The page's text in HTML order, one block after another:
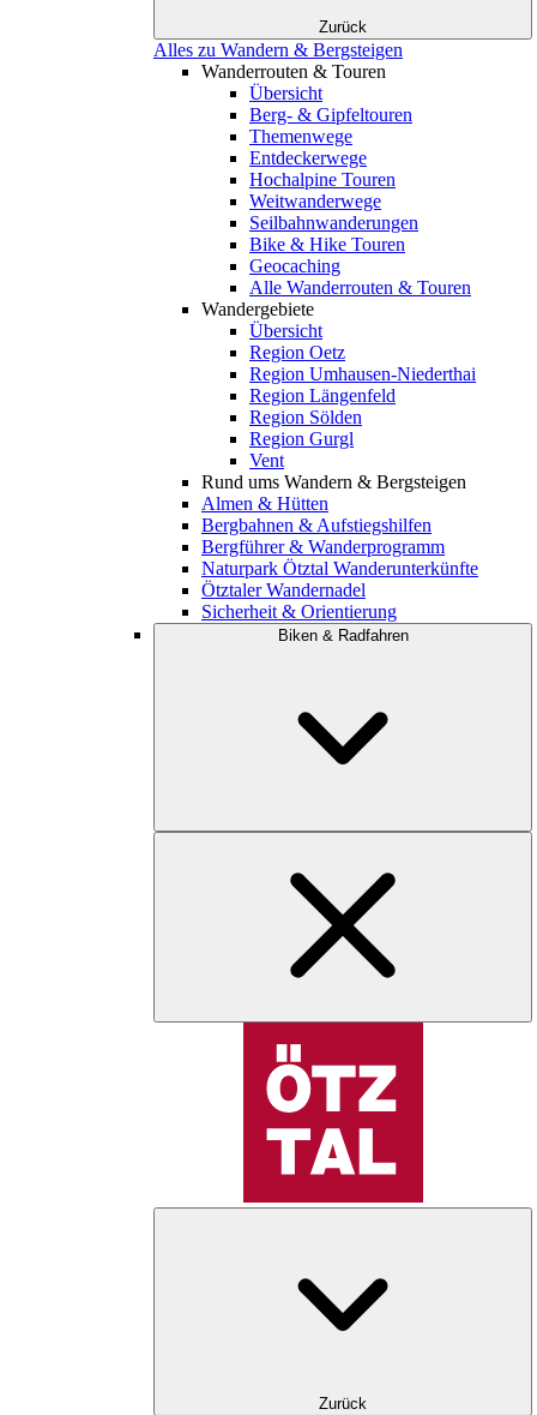
Zurück
Alles zu Wandern & Bergsteigen
Wanderrouten & Touren
Übersicht
Berg- & Gipfeltouren
Themenwege
Entdeckerwege
Hochalpine Touren
Weitwanderwege
Seilbahnwanderungen
Bike & Hike Touren
Geocaching
Alle Wanderrouten & Touren
Wandergebiete
Übersicht
Region Oetz
Region Umhausen-Niederthai
Region Längenfeld
Region Sölden
Region Gurgl
Vent
Rund ums Wandern & Bergsteigen
Almen & Hütten
Bergbahnen & Aufstiegshilfen
Bergführer & Wanderprogramm
Naturpark Ötztal Wanderunterkünfte
Ötztaler Wandernadel
Sicherheit & Orientierung
Biken & Radfahren
Zurück